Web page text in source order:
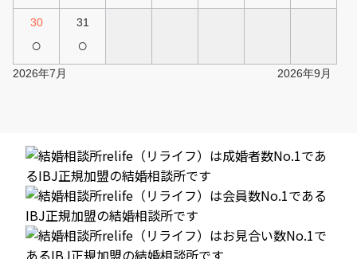
30
○
31
○
2026年7月 2026年9月